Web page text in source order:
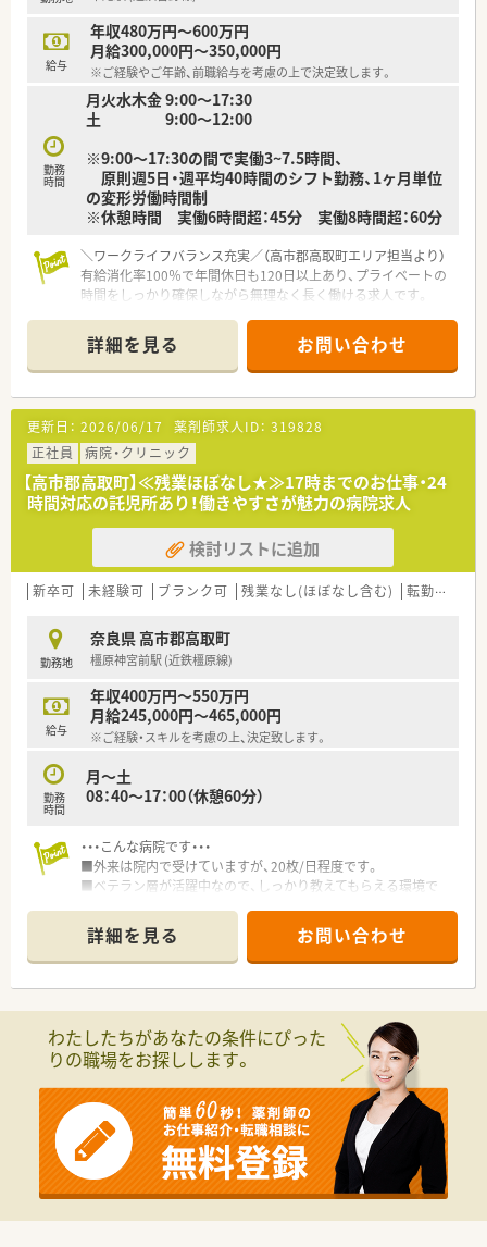
給与
年収480万円～600万円
月給300,000円～350,000円
※ご経験やご年齢、前職給与を考慮の上で決定致します。
勤務
時間
月火水木金 9:00～17:30
土 9:00～12:00
※9:00～17:30の間で実働3~7.5時間、
原則週5日・週平均40時間のシフト勤務、1ヶ月単位
の変形労働時間制
※休憩時間 実働6時間超：45分 実働8時間超：60分
＼ワークライフバランス充実／（高市郡高取町エリア担当より）
有給消化率100％で年間休日も120日以上あり、プライベートの
時間をしっかり確保しながら無理なく長く働ける求人です。
【店舗情報と応需状況について】
■市尾駅から徒歩9分ほどの場所に位置しており、内科や整形外
科に加えて施設在宅の処方箋を応需する薬局です。
■地域に根ざしたドミナント展開を行っており、施設在宅の振り
分けなど多岐にわたる業務に対応しています。
■1日あたりの処方箋応需枚数は20枚程度と落ち着いており、患
者様一人ひとりにしっかりと向き合えます。
【求人情報について】
■想定年収は480万円から600万円となっており、ご経験や年齢
などをしっかりと考慮した上で決定されます。
■日曜と祝日に加えて他1日が休みの週休2日制を採用してお
り、年間休日120日以上をしっかりと確保できます。
め、モチベーションを高く維持して働けます。
【勤務実態について】
■残業時間は月平均7時間程度と非常に少なく、1分単位で残業
代が計算されるためサービス残業はありません。
■有給休暇の消化率は100％を誇っており、年度末に消滅してし
まう有休は普段の休日に充てることが可能です。
■平日は17時30分までの営業時間が基本となっており、仕事終
わりのプライベートな時間も大切にできます。
詳細を見る お問い合わせ
更新日： 2026/06/17 薬剤師求人ID： 319828
正社員
病院・クリニック
【高市郡高取町】≪残業ほぼなし★≫17時までのお仕事・24
時間対応の託児所あり！働きやすさが魅力の病院求人
検討リストに追加
新卒可 未経験可 ブランク可 残業なし(ほぼなし含む) 転勤なし
勤務地
奈良県 高市郡高取町
橿原神宮前駅 (近鉄橿原線)
給与
年収400万円～550万円
月給245,000円～465,000円
※ご経験・スキルを考慮の上、決定致します。
勤務
時間
月～土
08：40～17：00（休憩60分）
・・・こんな病院です・・・
■外来は院内で受けていますが、20枚/日程度です。
■ベテラン層が活躍中なので、しっかり教えてもらえる環境で
詳細を見る お問い合わせ
わたしたちがあなたの条件にぴった
りの職場をお探しします。